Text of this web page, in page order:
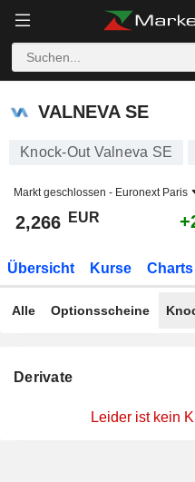
VALNEVA SE
VALNEVA SE
Knock-Out Valneva SE
Markt geschlossen - Euronext Paris
2,266 EUR
Übersicht Kurse Charts
Alle Optionsscheine
Derivate
Leider ist kein